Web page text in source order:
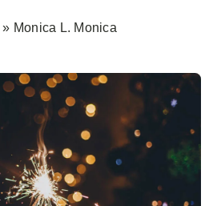
» Monica L. Monica